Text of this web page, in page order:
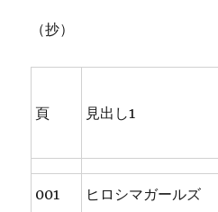
（抄）
頁 見出し1
001 ヒロシマガールズ